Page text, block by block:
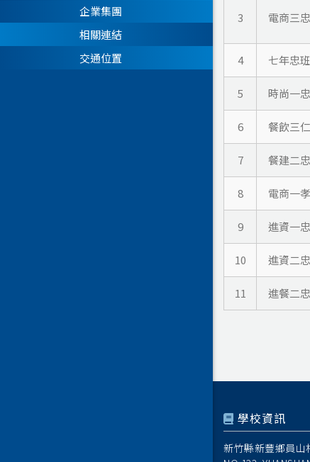
企業集團
相關連結
交通位置
3 電商三忠
4 七年忠班
5 時尚一忠
6 餐飲三仁
7 餐建二忠
8 電商一孝
9 進資一忠
10 進資二忠
11 進餐二忠
學校資訊
新竹縣新豐鄉員山